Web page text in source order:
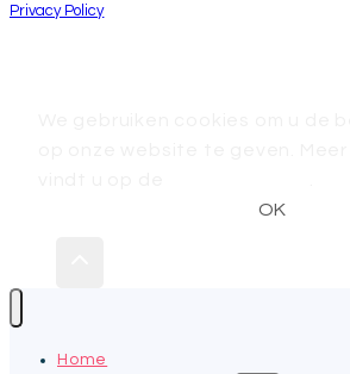
Privacy Policy
OK
Home